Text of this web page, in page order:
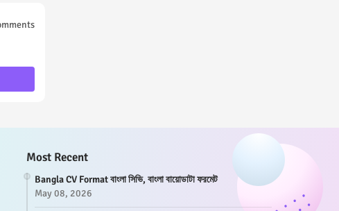
Most Recent
Bangla CV Format বাংলা সিভি, বাংলা বায়োডাটা ফরমেট
May 08, 2026